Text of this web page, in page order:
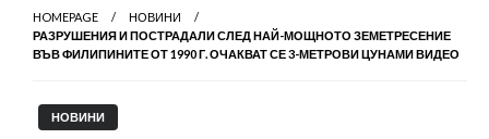
HOMEPAGE
НОВИНИ
РАЗРУШЕНИЯ И ПОСТРАДАЛИ СЛЕД НАЙ-МОЩНОТО ЗЕМЕТРЕСЕНИЕ
ВЪВ ФИЛИПИНИТЕ ОТ 1990 Г. ОЧАКВАТ СЕ 3-МЕТРОВИ ЦУНАМИ ВИДЕО
НОВИНИ